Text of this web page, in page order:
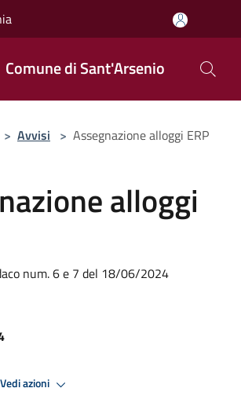
Comune di Sant'Arsenio
> Avvisi > Assegnazione alloggi ERP
alloggi
num. 6 e 7 del 18/06/2024
Vedi azioni